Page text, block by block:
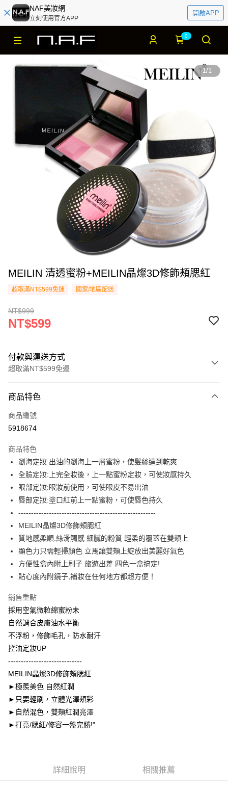
NAF美妝網
立刻使用官方APP
開啟APP
0
1/1
MEILIN 清透蜜粉+MEILIN晶燦3D修飾頰腮紅
超取滿NT$599免運 國家/地區配送
NT$999
NT$599
付款與運送方式
超取滿NT$599免運
信用卡一次付款
超商取貨付款
Apple Pay
街口支付
悠遊付
ATM付款
運送方式
每筆NT$60，滿NT$599(含以上)免運費
宅配
每筆NT$60，滿NT$599(含以上)免運費
每筆NT$60，滿NT$599(含以上)免運費
NAF海外配送EMS
順風速運
商品特色
商品編號
5918674
商品特色
瀏海定妝:出油的瀏海上一層蜜粉，使髮絲達到乾爽
全臉定妝:上完全妝後，上一點蜜粉定妝，可使妝感持久
眼部定妝:眼妝前使用，可使眼皮不易出油
唇部定妝:塗口紅前上一點蜜粉，可使唇色持久
------------------------------------------------------
MEILIN晶燦3D修飾頰腮紅
質地感柔順.絲滑觸感 細膩的粉質 輕柔的覆蓋在雙頰上
顯色力只需輕掃顏色 立馬讓雙頰上綻放出美麗好氣色
方便性盒內附上刷子 旅遊出差 四色一盒搞定!
貼心度內附鏡子,補妝在任何地方都超方便！
銷售重點
採用空氣微粒綿蜜粉未
自然調合皮膚油水平衡
不浮粉，修飾毛孔，防水耐汗
控油定妝UP
-----------------------------
MEILIN晶燦3D修飾頰腮紅
►極羨美色 自然紅潤
►只要輕刷，立體光澤頰彩
►自然混色，雙頰紅潤亮澤
►打亮/腮紅/修容一盤完勝!"
詳細說明 相關推薦